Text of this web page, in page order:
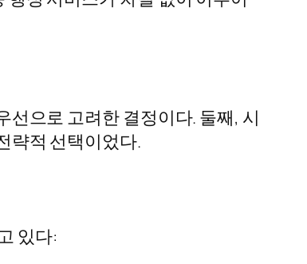
선으로 고려한 결정이다. 둘째, 시
략적 선택이었다.
있다: